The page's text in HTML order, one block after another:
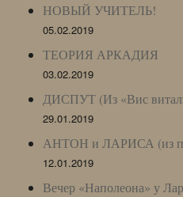
НОВЫЙ УЧИТЕЛЬ!
05.02.2019
ТЕОРИЯ АРКАДИЯ
03.02.2019
ДИСПУТ (Из «Вис
29.01.2019
АНТОН и ЛАРИСА (из
12.01.2019
Вечер «Наполеона» у